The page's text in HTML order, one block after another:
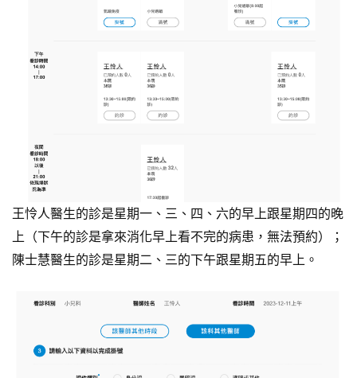
王怜人醫生的診是星期一、三、四、六的早上跟星期四的晚
上（下午的診是拿來消化早上看不完的病患，無法預約）；
陳士慧醫生的診是星期二、三的下午跟星期五的早上。